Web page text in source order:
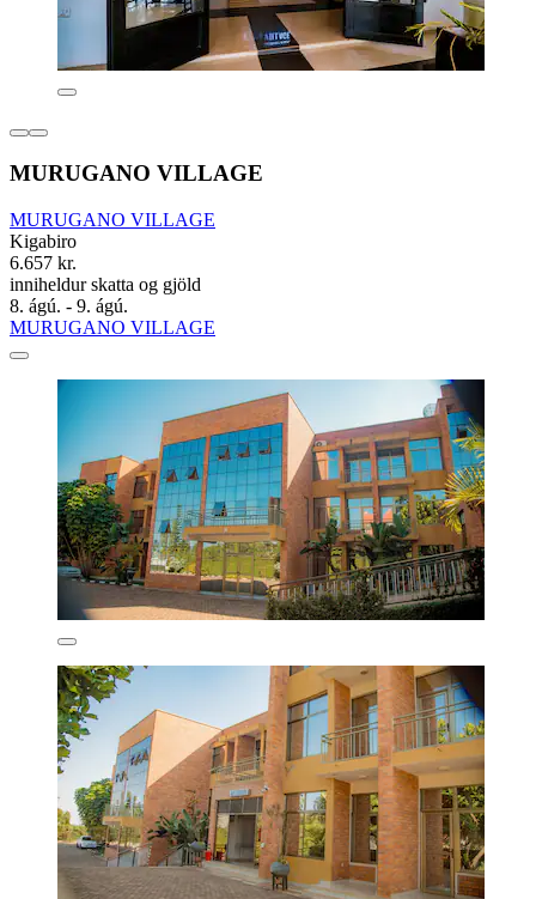
MURUGANO VILLAGE
MURUGANO VILLAGE
Kigabiro
6.657 kr.
inniheldur skatta og gjöld
8. ágú. - 9. ágú.
MURUGANO VILLAGE